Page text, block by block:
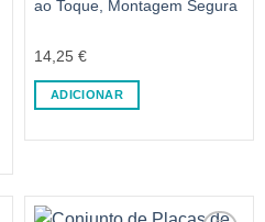
ao Toque, Montagem Segura
14,25 €
ADICIONAR